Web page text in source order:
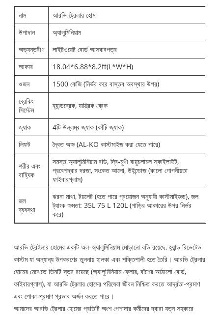
নাম
আরভি ট্রেলার হোম
উপাদান
অ্যালুমিনিয়াম
অভ্যন্তরীণ
লাইটওয়েট বোর্ড আসবাবপত্র
আকার
18.04*6.88*8.2ft(L*W*H)
ওজন
1500 কেজি (নির্ভর করে বাস্তব অবস্থার উপর)
ব্রেকিং
সিস্টেম
হ্যান্ডব্রেক, যান্ত্রিক ব্রেক
জ্যাক
4টি উল্লম্ব জ্যাক (কাঁচি জ্যাক)
লিফট
দ্বৈত অক্ষ (AL-KO কাস্টমাইজ করা যেতে পারে)
শরীর এবং
বাহ্যিক
সমস্ত অ্যালুমিনিয়াম বডি, দ্বি-মুখী বায়ুচলাচল স্কাইলাইট,
প্রবেশদ্বার দরজা, সংকেত আলো, উইন্ডোজ (কালো গোপনীয়তা
ফাইবারগ্লাস)
জল
ব্যবস্থা
ঝরনা মাথা, টয়লেট (হতে পারে প্রয়োজন অনুযায়ী কাস্টমাইজড), জল
ট্যাংক ক্ষমতা: 35L 75 L 120L (গাড়ির আকারের উপর নির্ভর
করে)
আরভি ট্রেইলার হোমের একটি অল-অ্যালুমিনিয়াম মোড়ানো বডি রয়েছে, হ্যান্ড রিভেটেড
কাস্টম যা অন্যান্য উপকরণের তুলনায় হালকা এবং শক্তিশালী হতে তৈরি। আরভি ট্রেলার
হোমের মেঝেতে তিনটি স্তর রয়েছে (অ্যালুমিনিয়াম ফ্লোর, বাঁশের আঠালো বোর্ড,
ফাইবারগ্লাস), যা আরভি ট্রেলার হোমের পরিষেবা জীবন নিশ্চিত করতে আর্দ্রতা-প্রমাণ
এবং পোকা-প্রমাণ প্রভাব অর্জন করতে পারে।
আমাদের আরভি ট্রেলার হোমের প্রতিটি অংশ পেশাদার কর্মীদের দ্বারা যত্ন সহকারে